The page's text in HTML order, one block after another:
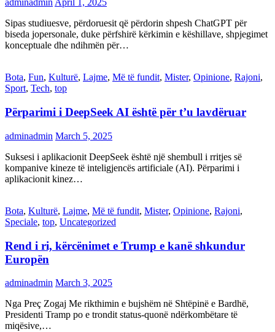
adminadmin April 1, 2025
Sipas studiuesve, përdoruesit që përdorin shpesh ChatGPT për
biseda jopersonale, duke përfshirë kërkimin e këshillave, shpjegimet
konceptuale dhe ndihmën për…
Bota, Fun, Kulturë, Lajme, Më të fundit, Mister, Opinione, Rajoni,
Sport, Tech, top
Përparimi i DeepSeek AI është për t’u lavdëruar
adminadmin March 5, 2025
Suksesi i aplikacionit DeepSeek është një shembull i rritjes së
kompanive kineze të inteligjencës artificiale (AI). Përparimi i
aplikacionit kinez…
Bota, Kulturë, Lajme, Më të fundit, Mister, Opinione, Rajoni,
Speciale, top, Uncategorized
Rend i ri, kërcënimet e Trump e kanë shkundur
Europën
adminadmin March 3, 2025
Nga Preç Zogaj Me rikthimin e bujshëm në Shtëpinë e Bardhë,
Presidenti Tramp po e trondit status-quonë ndërkombëtare të
miqësive,…